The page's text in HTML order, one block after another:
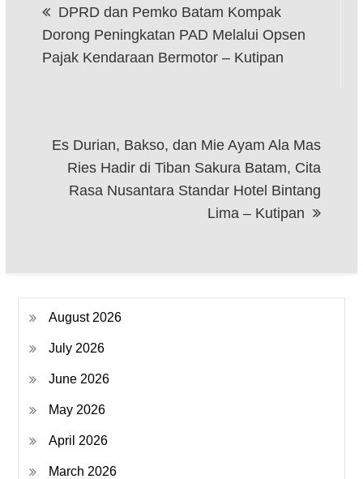
navigation
DPRD dan Pemko Batam Kompak
Dorong Peningkatan PAD Melalui Opsen
Pajak Kendaraan Bermotor – Kutipan
Es Durian, Bakso, dan Mie Ayam Ala Mas
Ries Hadir di Tiban Sakura Batam, Cita
Rasa Nusantara Standar Hotel Bintang
Lima – Kutipan
August 2026
July 2026
June 2026
May 2026
April 2026
March 2026